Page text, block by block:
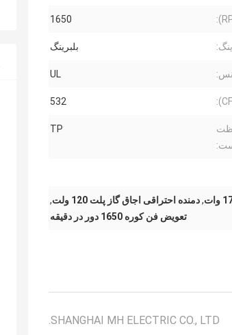
1650
بلبرینگ
UL
532
TP
,دمنده احتراقی اجاق گاز پلت 120 ولت
,
تعویض فن کوره 1650 دور در دقیقه
SHANGHAI MH ELECTRIC CO., LTD.